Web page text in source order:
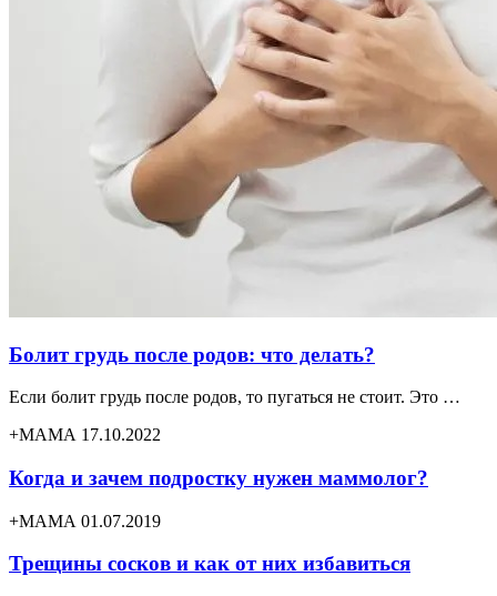
Болит грудь после родов: что делать?
Если болит грудь после родов, то пугаться не стоит. Это …
+МАМА 17.10.2022
Когда и зачем подростку нужен маммолог?
+МАМА 01.07.2019
Трещины сосков и как от них избавиться